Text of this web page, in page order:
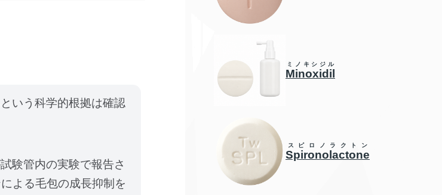
いう科学的根拠は確認
験管内の実験で報告さ
よる毛包の成長抑制を
Minoxidil
ミノキシジル
Spironolactone
スピロノラクトン